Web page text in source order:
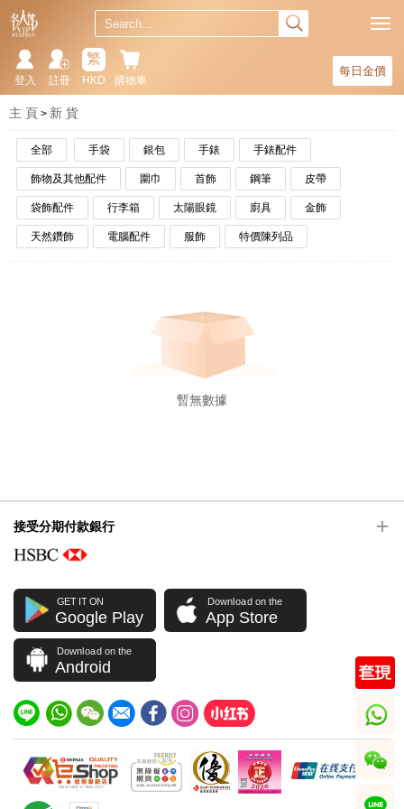
每日金價
購物車
繁
HKD
註冊
登入
主 頁 新 貨
全部 手袋 銀包 手錶 手錶配件
飾物及其他配件 圍巾 首飾 鋼筆 皮帶
袋飾配件 行李箱 太陽眼鏡 廚具 金飾
天然鑽飾 電腦配件 服飾 特價陳列品
暫無數據
接受分期付款銀行
GET IT ON
Google Play
Download on the
App Store
Download on the
Android
whatsapp